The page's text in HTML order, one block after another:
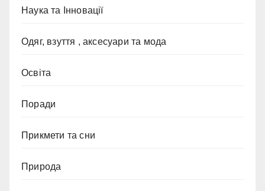
Наука та Інновації
Одяг, взуття , аксесуари та мода
Освіта
Поради
Прикмети та сни
Природа